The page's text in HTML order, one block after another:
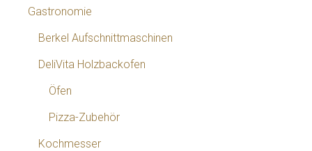
Gastronomie
Berkel Aufschnittmaschinen
DeliVita Holzbackofen
Öfen
Pizza-Zubehör
Kochmesser